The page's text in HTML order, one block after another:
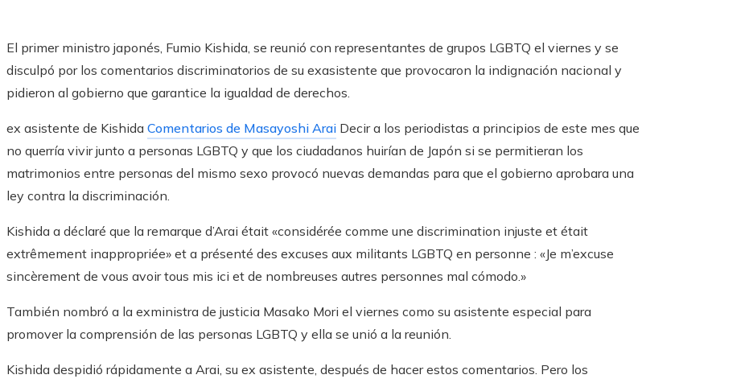
El primer ministro japonés, Fumio Kishida, se reunió con representantes de grupos LGBTQ el viernes y se
disculpó por los comentarios discriminatorios de su exasistente que provocaron la indignación nacional y
pidieron al gobierno que garantice la igualdad de derechos.
ex asistente de Kishida Comentarios de Masayoshi Arai Decir a los periodistas a principios de este mes que
no querría vivir junto a personas LGBTQ y que los ciudadanos huirían de Japón si se permitieran los
matrimonios entre personas del mismo sexo provocó nuevas demandas para que el gobierno aprobara una
ley contra la discriminación.
Kishida a déclaré que la remarque d’Arai était «considérée comme une discrimination injuste et était
extrêmement inappropriée» et a présenté des excuses aux militants LGBTQ en personne : «Je m’excuse
sincèrement de vous avoir tous mis ici et de nombreuses autres personnes mal cómodo.»
También nombró a la exministra de justicia Masako Mori el viernes como su asistente especial para
promover la comprensión de las personas LGBTQ y ella se unió a la reunión.
Kishida despidió rápidamente a Arai, su ex asistente, después de hacer estos comentarios. Pero los